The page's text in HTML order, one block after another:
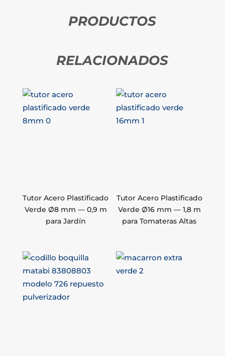
PRODUCTOS
RELACIONADOS
Tutor Acero Plastificado
Verde Ø8 mm — 0,9 m
para Jardín
Tutor Acero Plastificado
Verde Ø16 mm — 1,8 m
para Tomateras Altas